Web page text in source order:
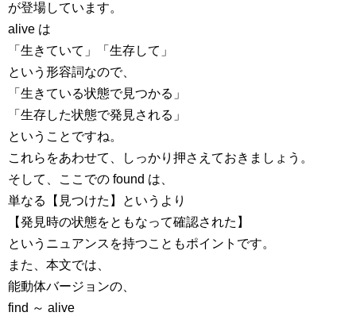
が登場しています。
alive は
「生きていて」「生存して」
という形容詞なので、
「生きている状態で見つかる」
「生存した状態で発見される」
ということですね。
これらをあわせて、しっかり押さえておきましょう。
そして、ここでの found は、
単なる【見つけた】というより
【発見時の状態をともなって確認された】
というニュアンスを持つこともポイントです。
また、本文では、
能動体バージョンの、
find ～ alive